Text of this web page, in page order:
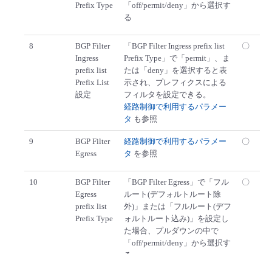
Prefix Type
「off/permit/deny」から選択す
る
8
BGP Filter
Ingress
prefix list
Prefix List
設定
「BGP Filter Ingress prefix list
Prefix Type」で「permit」、ま
たは「deny」を選択すると表
示され、プレフィクスによる
フィルタを設定できる。
経路制御で利用するパラメー
タ も参照
〇
9
BGP Filter
Egress
経路制御で利用するパラメー
タ を参照
〇
10
BGP Filter
Egress
prefix list
Prefix Type
「BGP Filter Egress」で「フル
ルート(デフォルトルート除
外)」または「フルルート(デフ
ォルトルート込み)」を設定し
た場合、プルダウンの中で
「off/permit/deny」から選択す
〇